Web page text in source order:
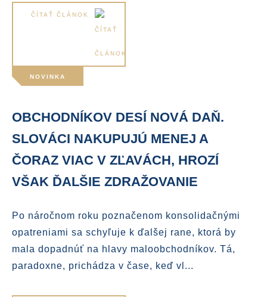
ČÍTAŤ ČLÁNOK
NOVINKA
OBCHODNÍKOV DESÍ NOVÁ DAŇ.
SLOVÁCI NAKUPUJÚ MENEJ A
ČORAZ VIAC V ZĽAVÁCH, HROZÍ
VŠAK ĎALŠIE ZDRAŽOVANIE
Po náročnom roku poznačenom konsolidačnými
opatreniami sa schyľuje k ďalšej rane, ktorá by
mala dopadnúť na hlavy maloobchodníkov. Tá,
paradoxne, prichádza v čase, keď vl...